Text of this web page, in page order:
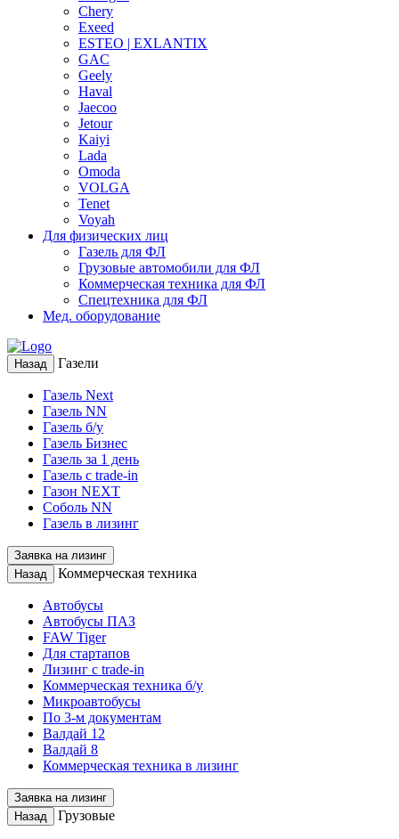
Chery
Exeed
ESTEO | EXLANTIX
GAC
Geely
Haval
Jaecoo
Jetour
Kaiyi
Lada
Omoda
VOLGA
Tenet
Voyah
Для физических лиц
Газель для ФЛ
Грузовые автомобили для ФЛ
Коммерческая техника для ФЛ
Спецтехника для ФЛ
Мед. оборудование
Назад Газели
Газель Next
Газель NN
Газель б/у
Газель Бизнес
Газель за 1 день
Газель с trade-in
Газон NEXT
Соболь NN
Газель в лизинг
Заявка на лизинг
Назад
Коммерческая техника
Автобусы
Автобусы ПАЗ
FAW Tiger
Для стартапов
Лизинг с trade-in
Коммерческая техника б/у
Микроавтобусы
По 3-м документам
Валдай 12
Валдай 8
Коммерческая техника в лизинг
Заявка на лизинг
Назад
Грузовые